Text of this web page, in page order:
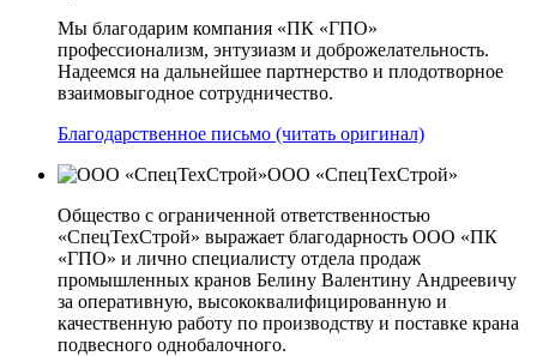
Мы благодарим компания «ПК «ГПО»
профессионализм, энтузиазм и доброжелательность.
Надеемся на дальнейшее партнерство и плодотворное
взаимовыгодное сотрудничество.
Благодарственное письмо (читать оригинал)
ООО «СпецТехСтрой»
Общество с ограниченной ответственностью
«СпецТехСтрой» выражает благодарность ООО «ПК
«ГПО» и лично специалисту отдела продаж
промышленных кранов Белину Валентину Андреевичу
за оперативную, высококвалифицированную и
качественную работу по производству и поставке крана
подвесного однобалочного.